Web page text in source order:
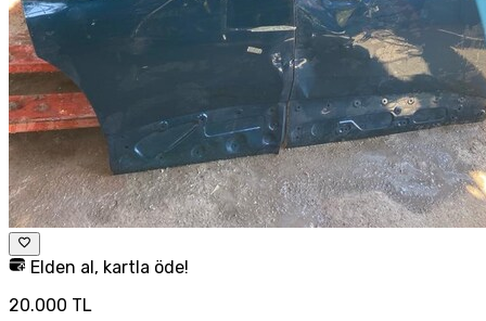
Elden al, kartla öde!
20.000 TL